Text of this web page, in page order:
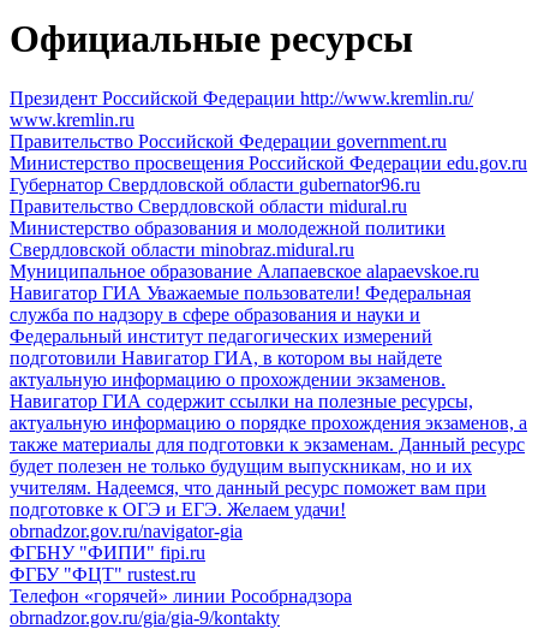
Официальные ресурсы
Президент Российской Федерации http://www.kremlin.ru/
www.kremlin.ru
Правительство Российской Федерации government.ru
Министерство просвещения Российской Федерации edu.gov.ru
Губернатор Свердловской области gubernator96.ru
Правительство Свердловской области midural.ru
Министерство образования и молодежной политики
Свердловской области minobraz.midural.ru
Муниципальное образование Алапаевское alapaevskoe.ru
Навигатор ГИА Уважаемые пользователи! Федеральная
служба по надзору в сфере образования и науки и
Федеральный институт педагогических измерений
подготовили Навигатор ГИА, в котором вы найдете
актуальную информацию о прохождении экзаменов.
Навигатор ГИА содержит ссылки на полезные ресурсы,
актуальную информацию о порядке прохождения экзаменов, а
также материалы для подготовки к экзаменам. Данный ресурс
будет полезен не только будущим выпускникам, но и их
учителям. Надеемся, что данный ресурс поможет вам при
подготовке к ОГЭ и ЕГЭ. Желаем удачи!
obrnadzor.gov.ru/navigator-gia
ФГБНУ "ФИПИ" fipi.ru
ФГБУ "ФЦТ" rustest.ru
Телефон «горячей» линии Рособрнадзора
obrnadzor.gov.ru/gia/gia-9/kontakty